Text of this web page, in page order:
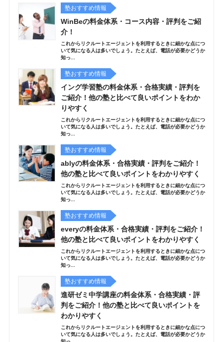
塾おすすめ情報
WinBeの料金体系・コース内容・評判をご紹
介！
これからリクルートエージェントを利用するときに細かな点につ
いて気になる人は多いでしょう。たとえば、電話が必要かどうか
知っ...
塾おすすめ情報
イング学習塾の料金体系・合格実績・評判を
ご紹介！他の塾と比べて良いポイントをわか
りやすく
これからリクルートエージェントを利用するときに細かな点につ
いて気になる人は多いでしょう。たとえば、電話が必要かどうか
知っ...
塾おすすめ情報
ablyの料金体系・合格実績・評判をご紹介！
他の塾と比べて良いポイントをわかりやすく
これからリクルートエージェントを利用するときに細かな点につ
いて気になる人は多いでしょう。たとえば、電話が必要かどうか
知っ...
塾おすすめ情報
everyの料金体系・合格実績・評判をご紹介！
他の塾と比べて良いポイントをわかりやすく
これからリクルートエージェントを利用するときに細かな点につ
いて気になる人は多いでしょう。たとえば、電話が必要かどうか
知っ...
塾おすすめ情報
進研ゼミ中学講座の料金体系・合格実績・評
判をご紹介！他の塾と比べて良いポイントを
わかりやすく
これからリクルートエージェントを利用するときに細かな点につ
いて気になる人は多いでしょう。たとえば、電話が必要かどうか